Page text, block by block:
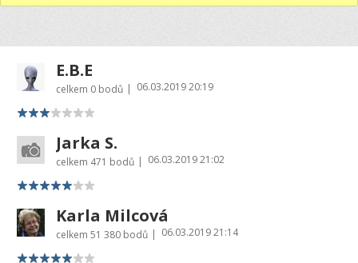
E.B.E
celkem 0 bodů | 06.03.2019 20:19
Jarka S.
celkem 471 bodů | 06.03.2019 21:02
Karla Milcová
celkem 51 380 bodů | 06.03.2019 21:14